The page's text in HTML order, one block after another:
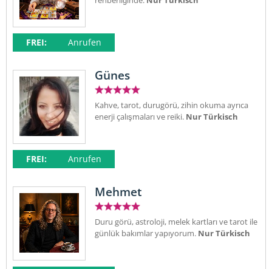
FREI: Anrufen
Günes
Kahve, tarot, durugörü, zihin okuma ayrıca
enerji çalışmaları ve reiki. Nur Türkisch
FREI: Anrufen
Mehmet
Duru görü, astroloji, melek kartları ve tarot ile
günlük bakımlar yapıyorum. Nur Türkisch